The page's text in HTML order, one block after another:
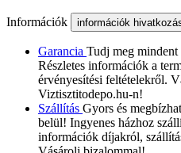
Információk információk
Garancia Tudj meg mindent
Részletes információk a
érvényesítési feltételekről.
Viztisztitodepo.hu-n!
Szállítás Gyors és
belül! Ingyenes házhoz
információk díjakról,